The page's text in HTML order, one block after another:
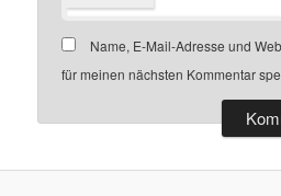
Name, E-Mail-Adresse und
für meinen nächsten Kommentar